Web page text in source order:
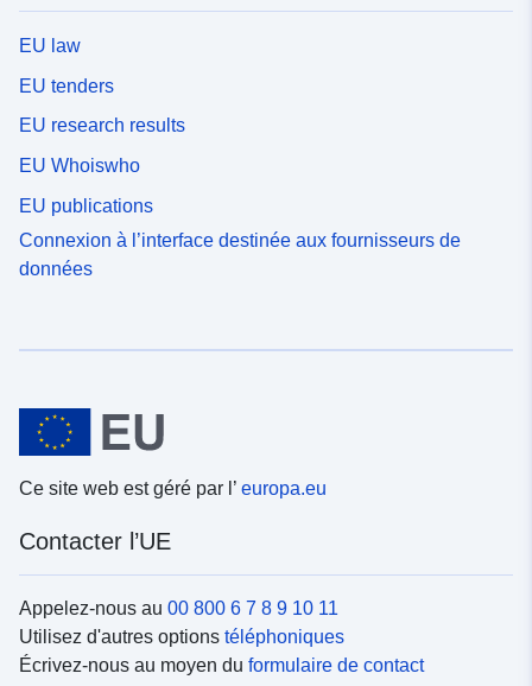
EU law
EU tenders
EU research results
EU Whoiswho
EU publications
Connexion à l’interface destinée aux fournisseurs de
données
Ce site web est géré par l’ europa.eu
Contacter l’UE
Appelez-nous au 00 800 6 7 8 9 10 11
Utilisez d'autres options téléphoniques
Écrivez-nous au moyen du formulaire de contact